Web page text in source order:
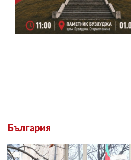
България